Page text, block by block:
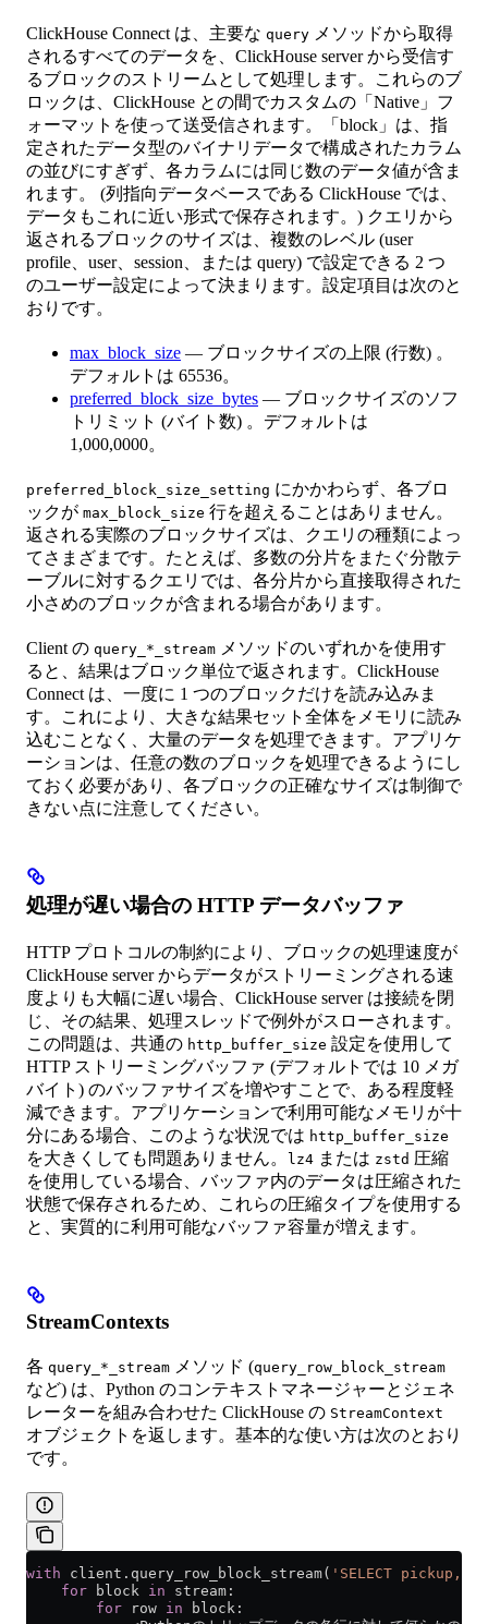
ClickHouse Connect は、主要な query メソッドから取得
されるすべてのデータを、ClickHouse server から受信す
るブロックのストリームとして処理します。これらのブ
ロックは、ClickHouse との間でカスタムの「Native」フ
ォーマットを使って送受信されます。「block」は、指
定されたデータ型のバイナリデータで構成されたカラム
の並びにすぎず、各カラムには同じ数のデータ値が含ま
れます。 (列指向データベースである ClickHouse では、
データもこれに近い形式で保存されます。) クエリから
返されるブロックのサイズは、複数のレベル (user
profile、user、session、または query) で設定できる 2 つ
のユーザー設定によって決まります。設定項目は次のと
おりです。
max_block_size — ブロックサイズの上限 (行数) 。
デフォルトは 65536。
preferred_block_size_bytes — ブロックサイズのソフ
トリミット (バイト数) 。デフォルトは
1,000,0000。
preferred_block_size_setting にかかわらず、各ブロ
ックが max_block_size 行を超えることはありません。
返される実際のブロックサイズは、クエリの種類によっ
てさまざまです。たとえば、多数の分片をまたぐ分散テ
ーブルに対するクエリでは、各分片から直接取得された
小さめのブロックが含まれる場合があります。
Client の query_*_stream メソッドのいずれかを使用す
ると、結果はブロック単位で返されます。ClickHouse
Connect は、一度に 1 つのブロックだけを読み込みま
す。これにより、大きな結果セット全体をメモリに読み
込むことなく、大量のデータを処理できます。アプリケ
ーションは、任意の数のブロックを処理できるようにし
ておく必要があり、各ブロックの正確なサイズは制御で
きない点に注意してください。
処理が遅い場合の HTTP データバッファ
HTTP プロトコルの制約により、ブロックの処理速度が
ClickHouse server からデータがストリーミングされる速
度よりも大幅に遅い場合、ClickHouse server は接続を閉
じ、その結果、処理スレッドで例外がスローされます。
この問題は、共通の http_buffer_size 設定を使用して
HTTP ストリーミングバッファ (デフォルトでは 10 メガ
バイト) のバッファサイズを増やすことで、ある程度軽
減できます。アプリケーションで利用可能なメモリが十
分にある場合、このような状況では http_buffer_size
を大きくしても問題ありません。 lz4 または zstd 圧縮
を使用している場合、バッファ内のデータは圧縮された
状態で保存されるため、これらの圧縮タイプを使用する
と、実質的に利用可能なバッファ容量が増えます。
StreamContexts
各 query_*_stream メソッド (query_row_block_stream
など) は、Python のコンテキストマネージャーとジェネ
レーターを組み合わせた ClickHouse の StreamContext
オブジェクトを返します。基本的な使い方は次のとおり
です。
with client.query_row_block_stream( 'SELECT pickup,
    for
block in stream:
        for
row in block: